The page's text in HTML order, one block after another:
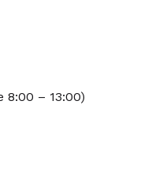
8:00 – 13:00)